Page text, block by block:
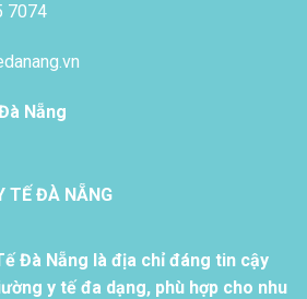
7074
Nẵng
TẾ ĐÀ NẴNG
Đà Nẵng là địa chỉ đáng tin cậy
y tế đa dạng, phù hợp cho nhu